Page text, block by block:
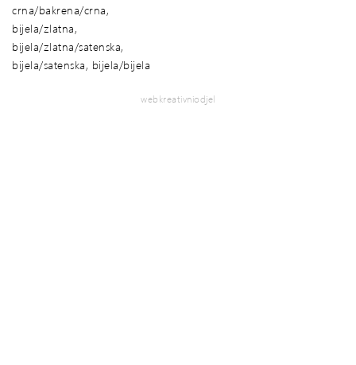
crna/bakrena/crna,
bijela/zlatna,
bijela/zlatna/satenska,
bijela/satenska, bijela/bijela
webkreativniodjel